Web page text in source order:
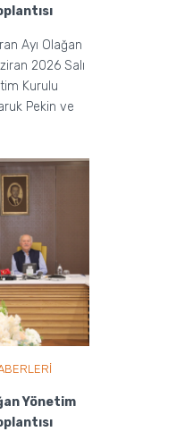
Ayı Olağan
2026 Salı
Kurulu
Pekin ve
Yönetim